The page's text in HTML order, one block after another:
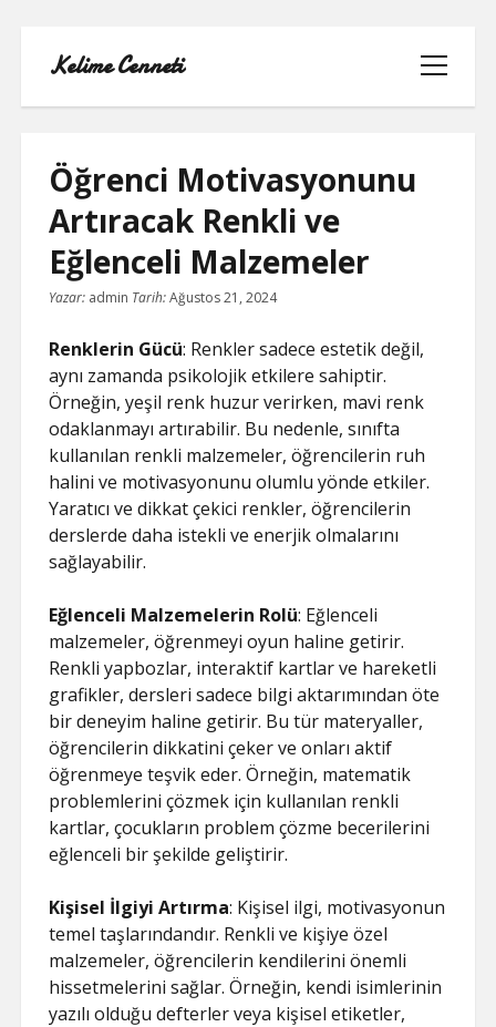
Kelime Cenneti
menüyü
aç
LISTE
REELS YORUM YÜKLEME PARASIZ
SAYFA LISTESI
TWITTER BEĞENI KASMA
TWITTER PROFIL RESMI SILME
Öğrenci Motivasyonunu
Artıracak Renkli ve
Eğlenceli Malzemeler
Yazar: admin Tarih:Ağustos 21, 2024
Renklerin Gücü: Renkler sadece estetik değil,
aynı zamanda psikolojik etkilere sahiptir.
Örneğin, yeşil renk huzur verirken, mavi renk
odaklanmayı artırabilir. Bu nedenle, sınıfta
kullanılan renkli malzemeler, öğrencilerin ruh
halini ve motivasyonunu olumlu yönde etkiler.
Yaratıcı ve dikkat çekici renkler, öğrencilerin
derslerde daha istekli ve enerjik olmalarını
sağlayabilir.
Eğlenceli Malzemelerin Rolü: Eğlenceli
malzemeler, öğrenmeyi oyun haline getirir.
Renkli yapbozlar, interaktif kartlar ve hareketli
grafikler, dersleri sadece bilgi aktarımından öte
bir deneyim haline getirir. Bu tür materyaller,
öğrencilerin dikkatini çeker ve onları aktif
öğrenmeye teşvik eder. Örneğin, matematik
problemlerini çözmek için kullanılan renkli
kartlar, çocukların problem çözme becerilerini
eğlenceli bir şekilde geliştirir.
Kişisel İlgiyi Artırma: Kişisel ilgi, motivasyonun
temel taşlarındandır. Renkli ve kişiye özel
malzemeler, öğrencilerin kendilerini önemli
hissetmelerini sağlar. Örneğin, kendi isimlerinin
yazılı olduğu defterler veya kişisel etiketler,